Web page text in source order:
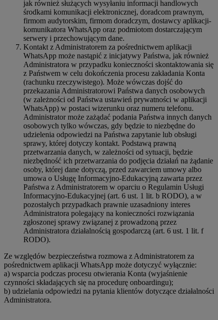
jak również służących wysyłaniu informacji handlowych
środkami komunikacji elektronicznej, doradcom prawnym,
firmom audytorskim, firmom doradczym, dostawcy aplikacji-
komunikatora WhatsApp oraz podmiotom dostarczającym
serwery i przechowującym dane.
Kontakt z Administratorem za pośrednictwem aplikacji
WhatsApp może nastąpić z inicjatywy Państwa, jak również
Administratora w przypadku konieczności skontaktowania się
z Państwem w celu dokończenia procesu zakładania Konta
(rachunku rzeczywistego). Może wówczas dojść do
przekazania Administratorowi Państwa danych osobowych
(w zależności od Państwa ustawień prywatności w aplikacji
WhatsApp) w postaci wizerunku oraz numeru telefonu.
Administrator może zażądać podania Państwa innych danych
osobowych tylko wówczas, gdy będzie to niezbędne do
udzielenia odpowiedzi na Państwa zapytanie lub obsługi
sprawy, której dotyczy kontakt. Podstawą prawną
przetwarzania danych, w zależności od sytuacji, będzie
niezbędność ich przetwarzania do podjęcia działań na żądanie
osoby, której dane dotyczą, przed zawarciem umowy albo
umowa o Usługę Informacyjno-Edukacyjną zawarta przez
Państwa z Administratorem w oparciu o Regulamin Usługi
Informacyjno-Edukacyjnej (art. 6 ust. 1 lit. b RODO), a w
pozostałych przypadkach prawnie uzasadniony interes
Administratora polegający na konieczności rozwiązania
zgłoszonej sprawy związanej z prowadzoną przez
Administratora działalnością gospodarczą (art. 6 ust. 1 lit. f
RODO).
Ze względów bezpieczeństwa rozmowa z Administratorem za
pośrednictwem aplikacji WhatsApp może dotyczyć wyłącznie:
a) wsparcia podczas procesu otwierania Konta (wyjaśnienie
czynności składających się na procedurę onboardingu);
b) udzielania odpowiedzi na pytania klientów dotyczące działalności
Administratora.